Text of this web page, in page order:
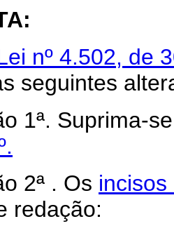
nº 4.502, de
seguintes
1ª. Suprima-
2ª . Os
redação: